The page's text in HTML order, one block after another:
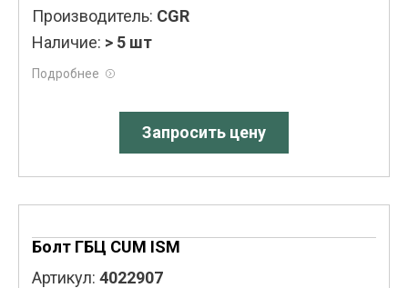
Производитель: CGR
Наличие: > 5 шт
Подробнее
Запросить цену
Болт ГБЦ CUM ISM
Артикул: 4022907